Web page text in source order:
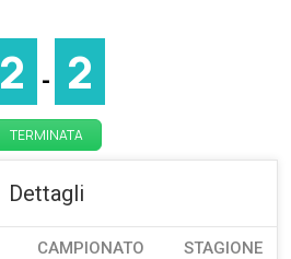
2 - 2
TERMINATA
Dettagli
CAMPIONATO STAGIONE